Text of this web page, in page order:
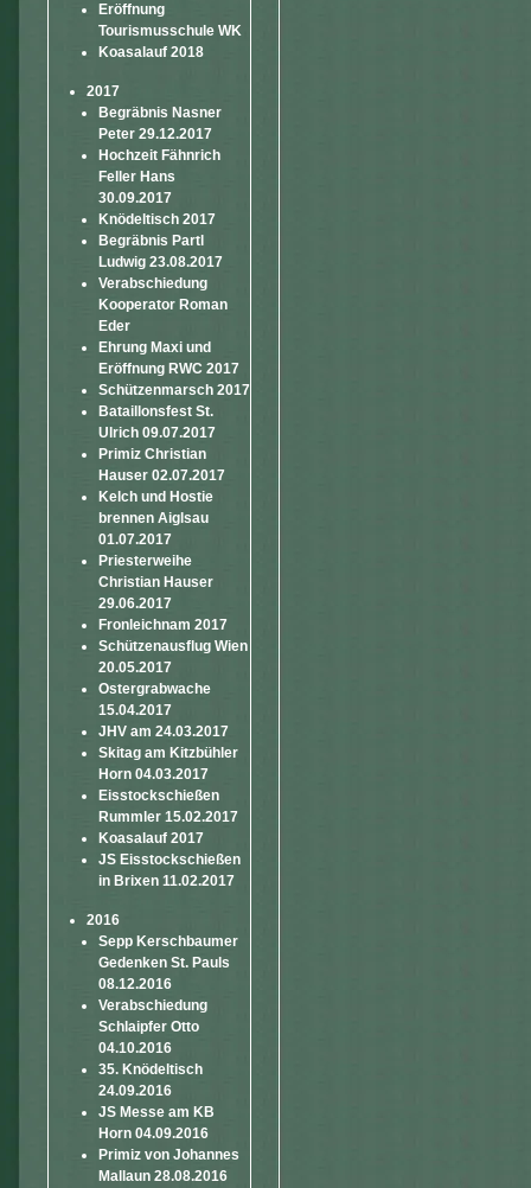
Eröffnung
Tourismusschule WK
Koasalauf 2018
2017
Begräbnis Nasner
Peter 29.12.2017
Hochzeit Fähnrich
Feller Hans
30.09.2017
Knödeltisch 2017
Begräbnis Partl
Ludwig 23.08.2017
Verabschiedung
Kooperator Roman
Eder
Ehrung Maxi und
Eröffnung RWC 2017
Schützenmarsch 2017
Bataillonsfest St.
Ulrich 09.07.2017
Primiz Christian
Hauser 02.07.2017
Kelch und Hostie
brennen Aiglsau
01.07.2017
Priesterweihe
Christian Hauser
29.06.2017
Fronleichnam 2017
Schützenausflug Wien
20.05.2017
Ostergrabwache
15.04.2017
JHV am 24.03.2017
Skitag am Kitzbühler
Horn 04.03.2017
Eisstockschießen
Rummler 15.02.2017
Koasalauf 2017
JS Eisstockschießen
in Brixen 11.02.2017
2016
Sepp Kerschbaumer
Gedenken St. Pauls
08.12.2016
Verabschiedung
Schlaipfer Otto
04.10.2016
35. Knödeltisch
24.09.2016
JS Messe am KB
Horn 04.09.2016
Primiz von Johannes
Mallaun 28.08.2016